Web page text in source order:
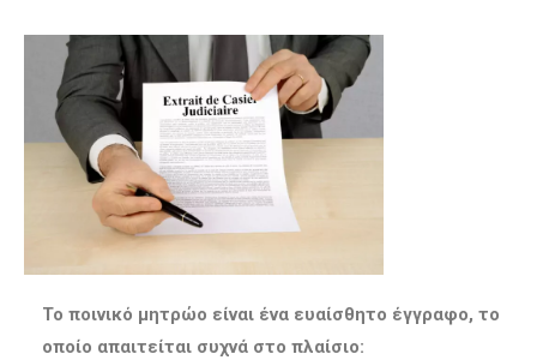
Το ποινικό μητρώο είναι ένα ευαίσθητο έγγραφο, το
οποίο απαιτείται συχνά στο πλαίσιο: